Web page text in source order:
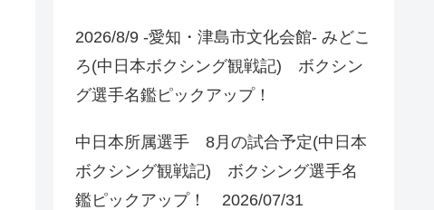
2026/8/9 -愛知・津島市文化会館- みどこ
ろ(中日本ボクシング観戦記) ボクシン
グ選手名鑑ピックアップ！
中日本所属選手 8月の試合予定(中日本
ボクシング観戦記) ボクシング選手名
鑑ピックアップ！ 2026/07/31